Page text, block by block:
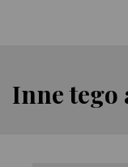
Inne tego